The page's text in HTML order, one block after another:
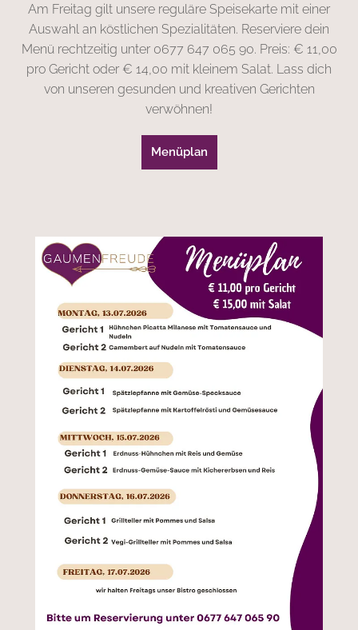
Am Freitag gilt unsere reguläre Speisekarte mit einer
Auswahl an köstlichen Spezialitäten. Reserviere dein
Menü rechtzeitig unter 0677 647 065 90. Preis: € 11,00
pro Gericht oder € 14,00 mit kleinem Salat. Lass dich
von unseren gesunden und kreativen Gerichten
verwöhnen!
Menüplan